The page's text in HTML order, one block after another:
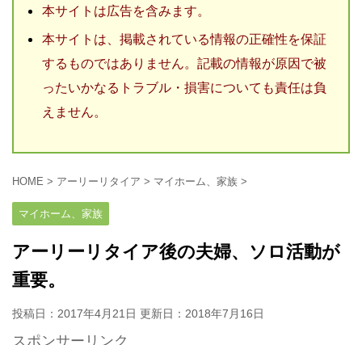
本サイトは広告を含みます。
本サイトは、掲載されている情報の正確性を保証
するものではありません。記載の情報が原因で被
ったいかなるトラブル・損害についても責任は負
えません。
HOME > アーリーリタイア > マイホーム、家族 >
マイホーム、家族
アーリーリタイア後の夫婦、ソロ活動が
重要。
投稿日：2017年4月21日 更新日： 2018年7月16日
スポンサーリンク